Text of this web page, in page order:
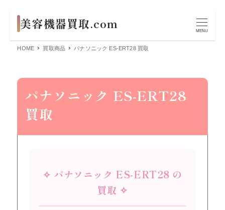
MENU
HOME 買取商品 パナソニック ES-ERT28 買取
パナソニック ES-ERT28
買取
✧ パナソニック ES-ERT28 の
買取 ✧